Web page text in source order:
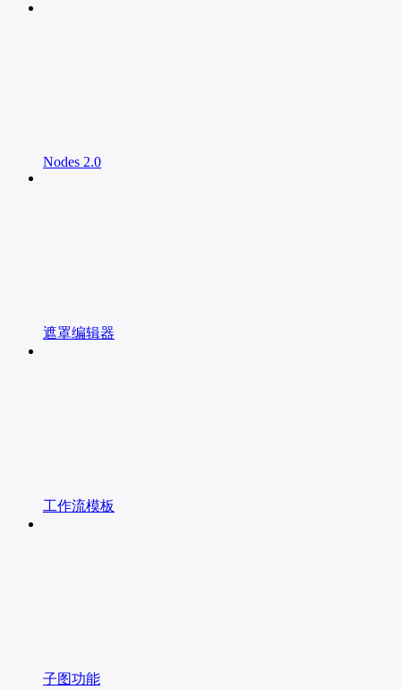
Nodes 2.0
遮罩编辑器
工作流模板
子图功能